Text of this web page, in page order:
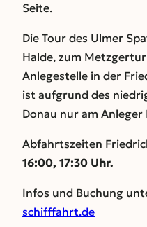
Seite.
Die Tour des Ulmer
Halde, zum
Anlegestelle in der
ist aufgrund des
Donau nur am
Abfahrtszeiten
16:00, 17:30 Uhr.
Infos und Buchung
schifffahrt.de